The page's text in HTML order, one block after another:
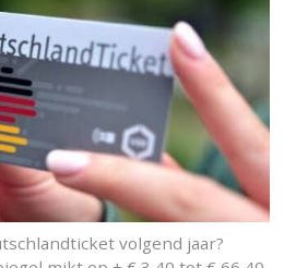
volgend jaar?